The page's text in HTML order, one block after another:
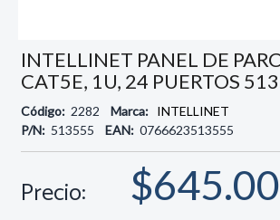
INTELLINET PANEL DE
CAT5E, 1U, 24 PUERTOS
Código: 2282 Marca: INTELLINET
P/N: 513555 EAN: 0766623513555
Precio: $645.00